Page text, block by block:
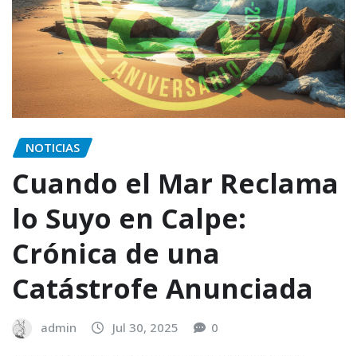
NOTICIAS
Cuando el Mar Reclama
lo Suyo en Calpe:
Crónica de una
Catástrofe Anunciada
admin Jul 30, 2025 0